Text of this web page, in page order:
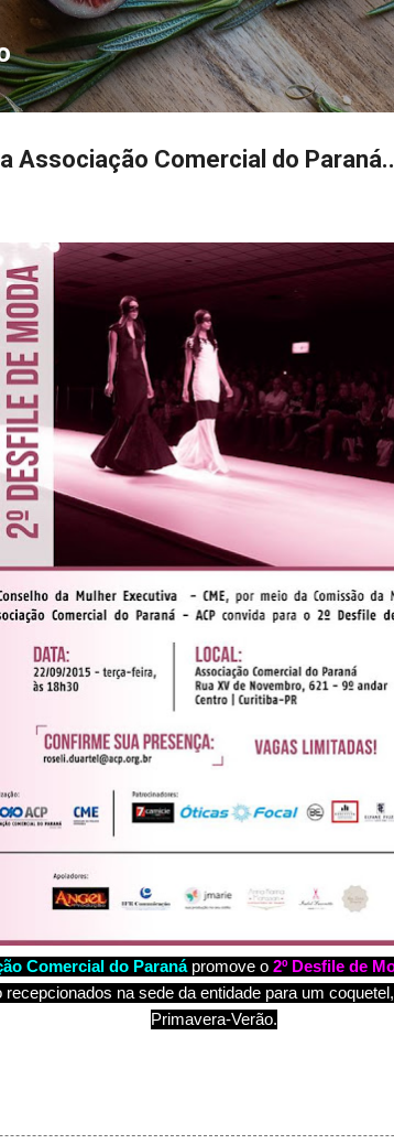
Pular para o conteúdo principal
Associação Comercial do
Comercial do Paranápromove o 2º Desfile de
na sede da entidade para um
Primavera-Verão.